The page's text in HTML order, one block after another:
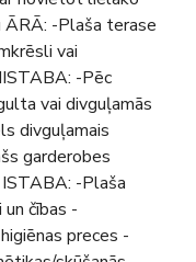
-Plaša terase
vai
-Pēc
vai divguļamās
divguļamais
garderobes
-Plaša
čības -
preces -